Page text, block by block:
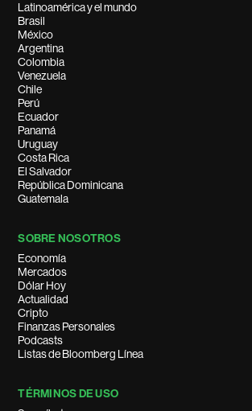
Latinoamérica y el mundo
Brasil
México
Argentina
Colombia
Venezuela
Chile
Perú
Ecuador
Panamá
Uruguay
Costa Rica
El Salvador
República Dominicana
Guatemala
SOBRE NOSOTROS
Economía
Mercados
Dólar Hoy
Actualidad
Cripto
Finanzas Personales
Podcasts
Listas de Bloomberg Línea
TÉRMINOS DE USO